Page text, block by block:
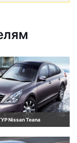
Nissan Teana